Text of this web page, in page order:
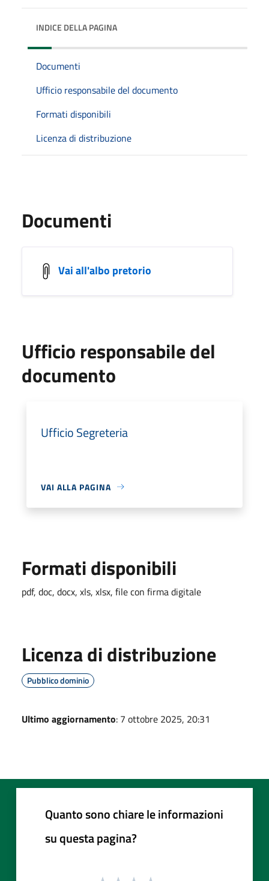
INDICE DELLA PAGINA
Documenti
Ufficio responsabile del documento
Formati disponibili
Licenza di distribuzione
Documenti
Vai all'albo pretorio
Ufficio responsabile del
documento
Ufficio Segreteria
VAI ALLA PAGINA
Formati disponibili
pdf, doc, docx, xls, xlsx, file con firma digitale
Licenza di distribuzione
Pubblico dominio
Ultimo aggiornamento: 7 ottobre 2025, 20:31
Quanto sono chiare le informazioni
su questa pagina?